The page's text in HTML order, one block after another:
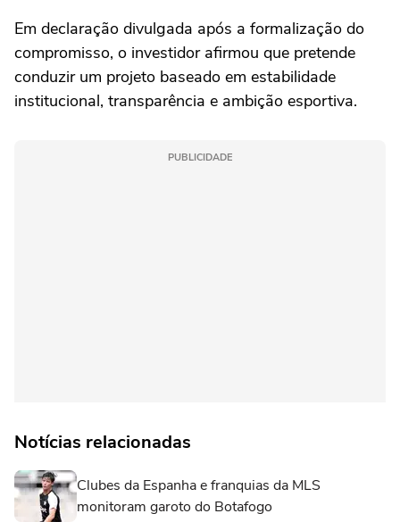
Em declaração divulgada após a formalização do
compromisso, o investidor afirmou que pretende
conduzir um projeto baseado em estabilidade
institucional, transparência e ambição esportiva.
PUBLICIDADE
Notícias relacionadas
Clubes da Espanha e franquias da MLS
monitoram garoto do Botafogo